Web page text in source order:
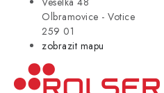
Olbramovice - Votice
259 01
zobrazit mapu